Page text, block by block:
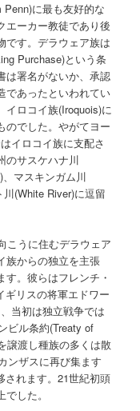
に最も友好的な
エーカー教徒であり後
です。デラウェア族は
Purchase)という条
は署名がないか、承認
であったといわれてい
イロコイ族(Iroquois)に
のでした。やがてヨー
イロコイ族に支配さ
のサスケハナ川
マスキンガム川
(White River)に逗留
こうに住むデラウェア
族からの独立を主張
。彼らはフレンチ・
ギリスの将軍エドワー
当初は独立戦争では
ビル条約(Treaty of
譲渡し種族の多くは散
ンザスに再び集ます
されます。21世紀初頭
した。